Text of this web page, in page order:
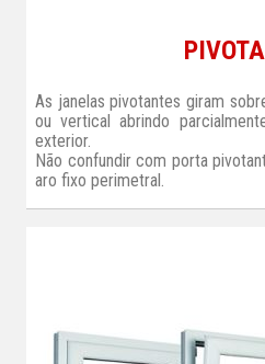
As janelas pivotantes giram
ou vertical abrindo
exterior.
Não confundir com porta
aro fixo perimetral.